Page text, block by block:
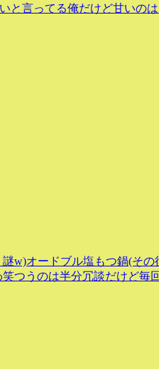
と言ってる俺だけど甘いの
w)オードブル塩もつ鍋(その
つうのは半分冗談だけど毎